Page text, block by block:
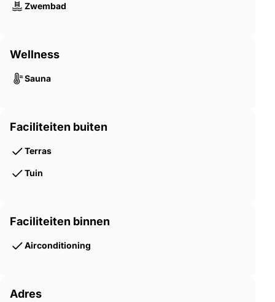
Zwembad
Wellness
Sauna
Faciliteiten buiten
Terras
Tuin
Faciliteiten binnen
Airconditioning
Adres